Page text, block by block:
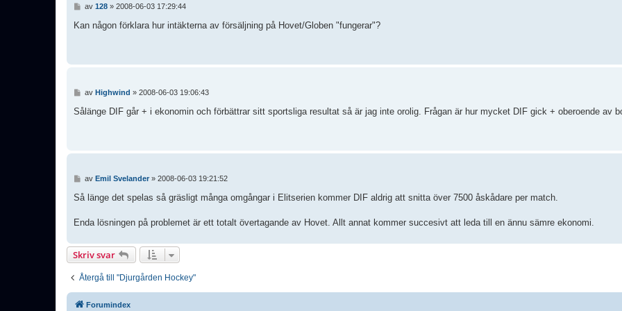
l
av 128» 2008-06-03 17:29:44
Kan någon förklara hur intäkterna av försäljning på Hovet/Globen "fungerar"?
l
av Highwind » 2008-06-03 19:06:43
Sålänge DIF går + i ekonomin och förbättrar sitt sportsliga resultat så är jag inte orolig. Frågan är hur mycket DIF gick + oberoende av
l
g
av Emil Svelander» 2008-06-03 19:21:52
Så länge det spelas så gräsligt många omgångar i Elitserien kommer DIF aldrig att snitta över 7500 åskådare per match.
Enda lösningen på problemet är ett totalt övertagande av Hovet. Allt annat kommer succesivt att leda till en ännu sämre ekonomi.
Skriv svar
Återgå till "Djurgården Hockey"
Forumindex